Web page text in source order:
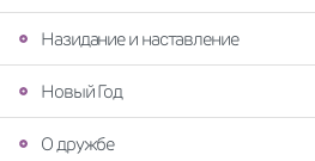
Назидание и наставление
Новый Год
О дружбе